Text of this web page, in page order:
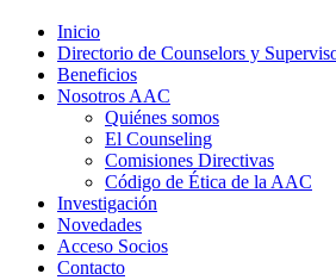
Inicio
Directorio de Counselors y
Beneficios
Nosotros AAC
Quiénes somos
El Counseling
Comisiones Directivas
Código de Ética de la AAC
Investigación
Novedades
Acceso Socios
Contacto